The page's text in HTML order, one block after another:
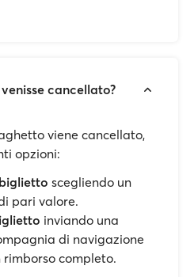
cancellato?
viene cancellato,
opzioni:
scegliendo un
pari valore.
inviando una
di navigazione
completo.